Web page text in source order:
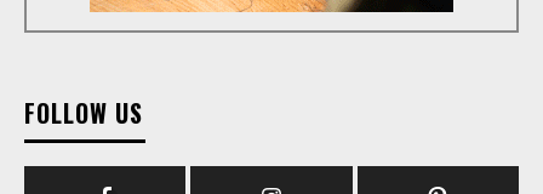
FOLLOW US